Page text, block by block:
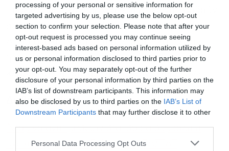
processing of your personal or sensitive information for
targeted advertising by us, please use the below opt-out
section to confirm your selection. Please note that after your
opt-out request is processed you may continue seeing
interest-based ads based on personal information utilized by
us or personal information disclosed to third parties prior to
your opt-out. You may separately opt-out of the further
disclosure of your personal information by third parties on the
IAB’s list of downstream participants. This information may
also be disclosed by us to third parties on the IAB’s List of
Downstream Participants that may further disclose it to other
Personal Data Processing Opt Outs
παρέχοντας περιθώριο οι εταιρείες να προβούν
σε μεγάλες αυξήσεις. Είστε, είπε η κυρία
Αποστολάκη, «σκόπιμα αμέτοχοι» και με τον
τρόπο αυτό «ενισχύετε την απληστία και την
κερδοσκοπία των ασφαλιστικών εταιρειών».
Διαβάστε επίσης
Ντόμινο ανατιμήσεων στα ισόβια συμβόλαια
υγείας, αγνοείται ο δείκτης της ΕΛΣΤΑΤ
Εγγραφή στο
newsletter